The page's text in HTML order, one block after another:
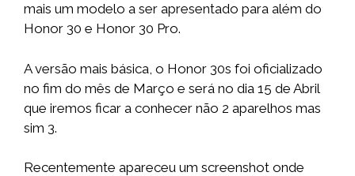
mais um modelo a ser apresentado para além do
Honor 30 e Honor 30 Pro.
A versão mais básica, o Honor 30s foi oficializado
no fim do mês de Março e será no dia 15 de Abril
que iremos ficar a conhecer não 2 aparelhos mas
sim 3.
Recentemente apareceu um screenshot onde